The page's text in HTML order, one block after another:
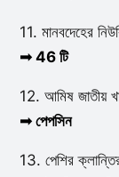
11. মানবদেহের
➟ 46 টি
12. আমিষ জাতীয়
➟ পেপসিন
13. পেশির